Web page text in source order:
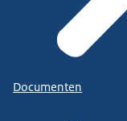
Documenten